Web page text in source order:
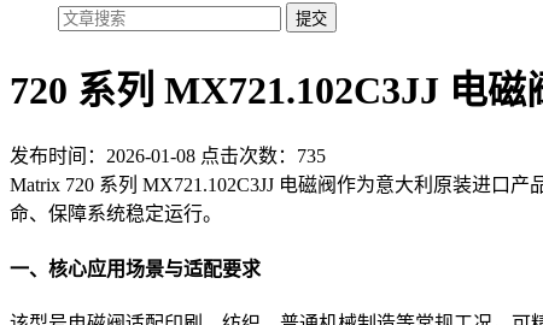
720 系列 MX721.102C3JJ 电
发布时间：2026-01-08 点击次数：735
Matrix 720 系列 MX721.102C3JJ 电磁阀作为意大利原装进口
命、保障系统稳定运行。
一、核心应用场景与适配要求